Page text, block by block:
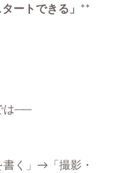
ートできる」 **
は──
書く」→「撮影・